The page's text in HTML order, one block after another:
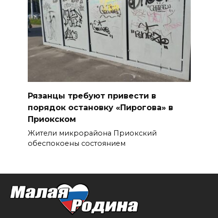
Рязанцы требуют привести в
порядок остановку «Пирогова» в
Приокском
Жители микрорайона Приокский
обеспокоены состоянием